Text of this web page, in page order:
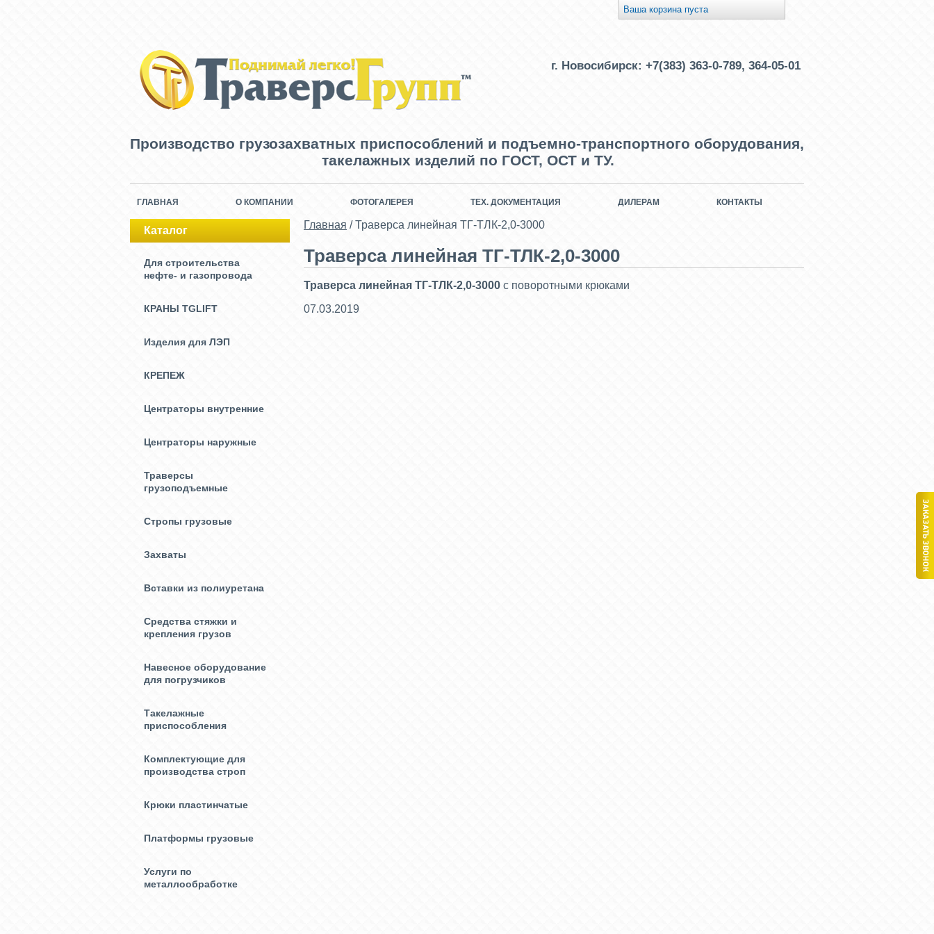
Ваша корзина пуста
г. Новосибирск: +7(383) 363-0-789, 364-05-01
Производство грузозахватных приспособлений и подъемно-транспортного оборудования,
такелажных изделий по ГОСТ, ОСТ и ТУ.
ГЛАВНАЯ О КОМПАНИИ ФОТОГАЛЕРЕЯ ТЕХ. ДОКУМЕНТАЦИЯ ДИЛЕРАМ КОНТАКТЫ
Каталог
Для строительства
нефте- и газопровода
КРАНЫ TGLIFT
Изделия для ЛЭП
КРЕПЕЖ
Центраторы внутренние
Центраторы наружные
Траверсы
грузоподъемные
Стропы грузовые
Захваты
Вставки из полиуретана
Средства стяжки и
крепления грузов
Навесное оборудование
для погрузчиков
Такелажные
приспособления
Комплектующие для
производства строп
Крюки пластинчатые
Платформы грузовые
Услуги по
металлообработке
Главная /Траверса линейная ТГ-ТЛК-2,0-3000
Траверса линейная ТГ-ТЛК-2,0-3000
Траверса линейная ТГ-ТЛК-2,0-3000 с поворотными крюками
07.03.2019